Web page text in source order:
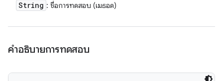
String : ชื่อการทดสอบ (เมธอด)
คำอธิบายการทดสอบ